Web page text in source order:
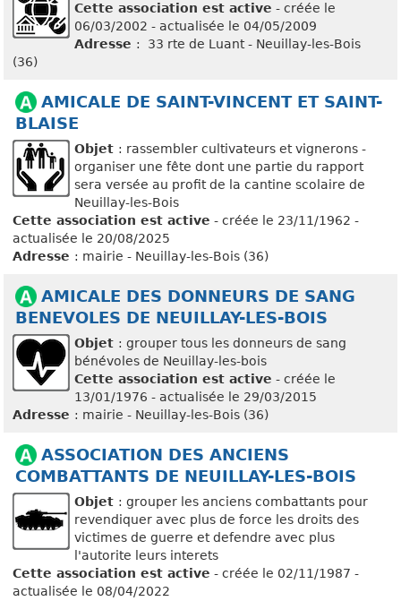
Cette association est active - créée le
06/03/2002 - actualisée le 04/05/2009
Adresse : 33 rte de Luant - Neuillay-les-Bois
(36)
AMICALE DE SAINT-VINCENT ET SAINT-
BLAISE
Objet : rassembler cultivateurs et vignerons -
organiser une fête dont une partie du rapport
sera versée au profit de la cantine scolaire de
Neuillay-les-Bois
Cette association est active - créée le 23/11/1962 -
actualisée le 20/08/2025
Adresse : mairie - Neuillay-les-Bois (36)
AMICALE DES DONNEURS DE SANG
BENEVOLES DE NEUILLAY-LES-BOIS
Objet : grouper tous les donneurs de sang
bénévoles de Neuillay-les-bois
Cette association est active - créée le
13/01/1976 - actualisée le 29/03/2015
Adresse : mairie - Neuillay-les-Bois (36)
ASSOCIATION DES ANCIENS
COMBATTANTS DE NEUILLAY-LES-BOIS
Objet : grouper les anciens combattants pour
revendiquer avec plus de force les droits des
victimes de guerre et defendre avec plus
l'autorite leurs interets
Cette association est active - créée le 02/11/1987 -
actualisée le 08/04/2022